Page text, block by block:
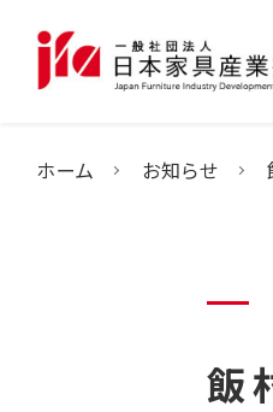
ホーム お知らせ
飯